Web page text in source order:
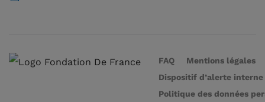
FAQ
Mentions légales
Dispositif d’alerte interne
Politique des données